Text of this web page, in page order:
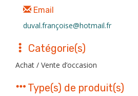
Email
duval.françoise@hotmail.fr
Catégorie(s)
Achat / Vente d’occasion
Type(s) de produit(s)